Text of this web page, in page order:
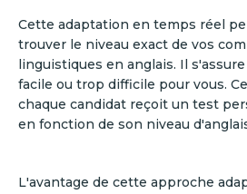
Cette adaptation en temps réel
trouver le niveau exact de vos
linguistiques en anglais. Il
facile ou trop difficile pour vous.
chaque candidat reçoit un test
en fonction de son niveau
L'avantage de cette approche